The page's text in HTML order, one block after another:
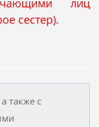
сестер).
а также с